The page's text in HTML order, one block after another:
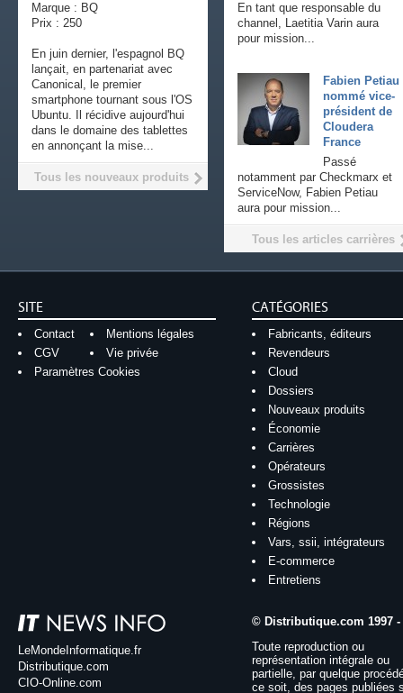
En tant que responsable du
channel, Laetitia Varin aura
pour mission...
Fabien Petiau
nommé vice-
président de
Cloudera
France
Passé
notamment par Checkmarx et
ServiceNow, Fabien Petiau
aura pour mission...
Tous les articles carrières
Marque : BQ
Prix : 250
En juin dernier, l'espagnol BQ
lançait, en partenariat avec
Canonical, le premier
smartphone tournant sous l'OS
Ubuntu. Il récidive aujourd'hui
dans le domaine des tablettes
en annonçant la mise...
Tous les nouveaux produits
SITE
Contact
Mentions légales
CGV
Vie privée
Paramètres Cookies
CATÉGORIES
Fabricants, éditeurs
Revendeurs
Cloud
Dossiers
Nouveaux produits
Économie
Carrières
Opérateurs
Grossistes
Technologie
Régions
Vars, ssii, intégrateurs
E-commerce
Entretiens
LeMondeInformatique.fr
Distributique.com
CIO-Online.com
© Distributique.com 1997 -
Toute reproduction ou
représentation intégrale ou
partielle, par quelque
ce soit, des pages publiées